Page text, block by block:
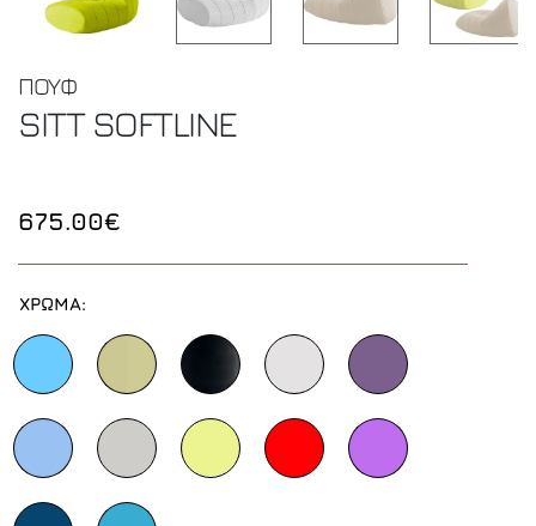
ΠΟΥΦ
SITTSOFTLINE
675.00€
ΧΡΩΜΑ: